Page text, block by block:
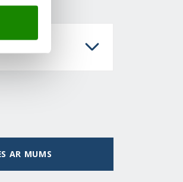
AR MUMS